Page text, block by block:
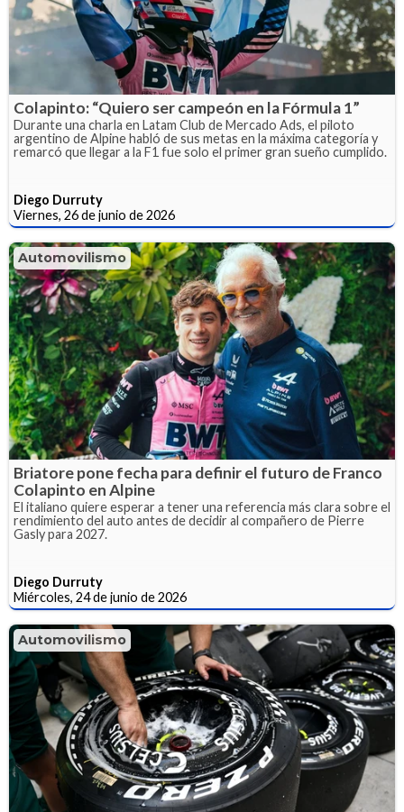
Colapinto: “Quiero ser campeón en la Fórmula 1”
Durante una charla en Latam Club de Mercado Ads, el piloto
argentino de Alpine habló de sus metas en la máxima categoría y
remarcó que llegar a la F1 fue solo el primer gran sueño cumplido.
Diego Durruty
Viernes, 26 de junio de 2026
Automovilismo
Briatore pone fecha para definir el futuro de Franco
Colapinto en Alpine
El italiano quiere esperar a tener una referencia más clara sobre el
rendimiento del auto antes de decidir al compañero de Pierre
Gasly para 2027.
Diego Durruty
Miércoles, 24 de junio de 2026
Automovilismo